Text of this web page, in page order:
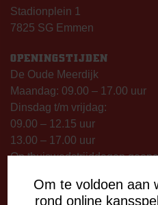
Om te voldoen aan
rond online
Stadionplein 1
7825 SG Emmen
OPENINGSTIJDEN
De Oude Meerdijk
Maandag: 09.00 – 17.00 uur
Dinsdag t/m vrijdag:
09.00 – 12.15 uur
13.00 – 17.00 uur
Op thuiswedstrijddagen